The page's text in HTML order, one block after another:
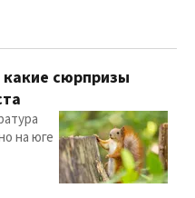
сюрпризы
на юге